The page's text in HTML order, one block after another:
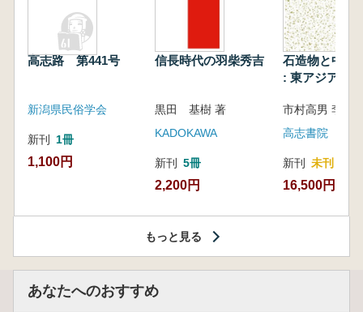
高志路 第441号
新潟県民俗学会
新刊 1冊
1,100円
信長時代の羽柴秀吉
黒田 基樹 著
KADOKAWA
新刊 5冊
2,200円
石造物と中世
: 東アジアと
高志書院
新刊 未刊
16,500円
もっと見る
あなたへのおすすめ